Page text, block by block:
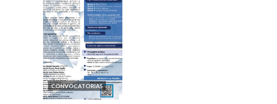
CONVOCATORIAS